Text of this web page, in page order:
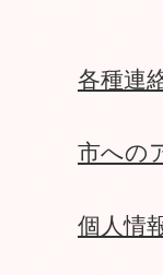
各種連
市への
個人情